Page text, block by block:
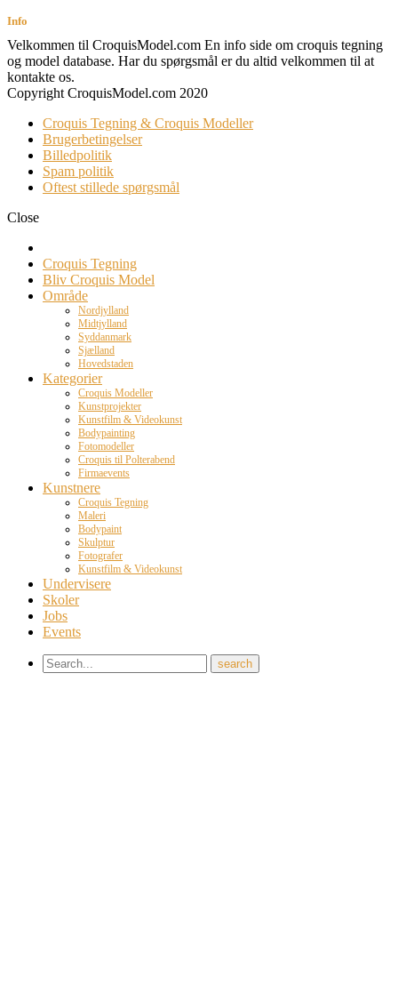
Info
Velkommen til CroquisModel.com En info side om croquis tegning
og model database. Har du spørgsmål er du altid velkommen til at
kontakte os.
Copyright CroquisModel.com 2020
Croquis Tegning & Croquis Modeller
Brugerbetingelser
Billedpolitik
Spam politik
Oftest stillede spørgsmål
Close
Croquis Tegning
Bliv Croquis Model
Område
Nordjylland
Midtjylland
Syddanmark
Sjælland
Hovedstaden
Kategorier
Croquis Modeller
Kunstprojekter
Kunstfilm & Videokunst
Bodypainting
Fotomodeller
Croquis til Polterabend
Firmaevents
Kunstnere
Croquis Tegning
Maleri
Bodypaint
Skulptur
Fotografer
Kunstfilm & Videokunst
Undervisere
Skoler
Jobs
Events